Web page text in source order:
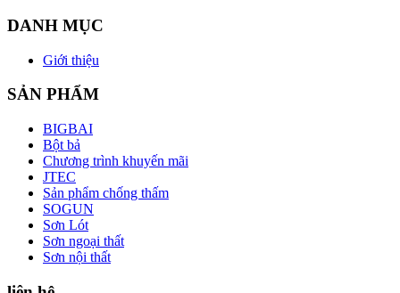
DANH MỤC
Giới thiệu
SẢN PHẨM
BIGBAI
Bột bả
Chương trình khuyến mãi
JTEC
Sản phẩm chống thấm
SOGUN
Sơn Lót
Sơn ngoại thất
Sơn nội thất